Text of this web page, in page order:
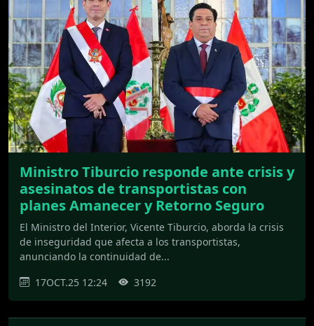
Ministro Tiburcio responde ante crisis y
asesinatos de transportistas con
planes Amanecer y Retorno Seguro
El Ministro del Interior, Vicente Tiburcio, aborda la crisis
de inseguridad que afecta a los transportistas,
anunciando la continuidad de...
17OCT.25 12:24
3192